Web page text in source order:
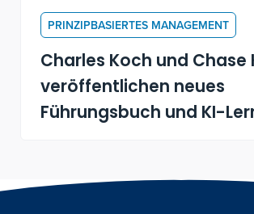
PRINZIPBASIERTES MANAGEMENT
Charles Koch und Chase
veröffentlichen neues
Führungsbuch und KI-